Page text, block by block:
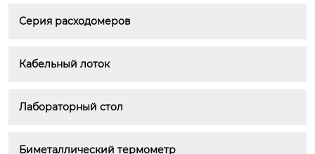
Серия расходомеров
Кабельный лоток
Лабораторный стол
Биметаллический термометр